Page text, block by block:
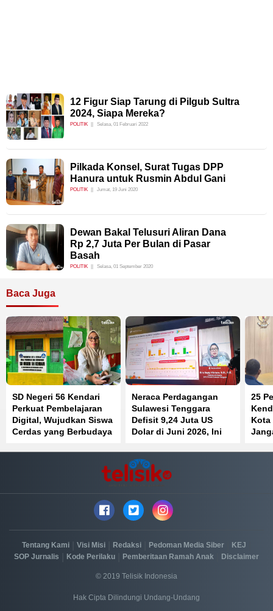
12 Figur Siap Tarung di Pilgub Sultra
2024, Siapa Mereka?
POLITIK Selasa, 01 Februari 2022
Pilkada Konsel, Surat Tugas DPP
Hanura untuk Rusmin Abdul Gani
POLITIK Jumat, 19 Juni 2020
Dewan Bakal Telusuri Aliran Dana
Rp 2,7 Juta Per Bulan di Pasar
Basah
POLITIK Selasa, 01 September 2020
Baca Juga
SD Negeri 56 Kendari
Perkuat Pembelajaran
Digital, Wujudkan Siswa
Cerdas yang Berbudaya
Neraca Perdagangan
Sulawesi Tenggara
Defisit 9,24 Juta US
Dolar di Juni 2026, Ini
25
Kota
Tentang Kami Visi Misi Redaksi Pedoman Media Siber KEJ
SOP Jurnalis Kode Perilaku Pemberitaan Ramah Anak Disclaimer
© 2019 Telisik Indonesia
Hak Cipta Dilindungi Undang-Undang